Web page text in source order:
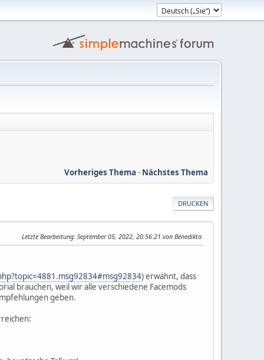
Vorheriges Thema - Nächstes Thema
DRUCKEN
Letzte Bearbeitung: September 05, 2022, 20:56:21 von Benedikta
) erwähnt, dass
brauchen, weil wir alle verschiedene Facemods
geben.